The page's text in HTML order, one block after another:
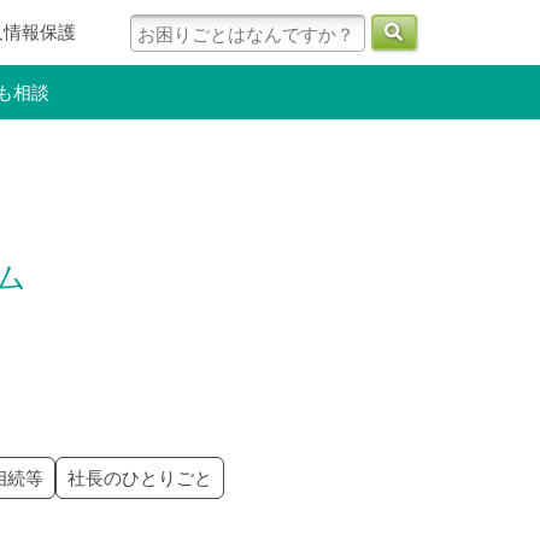
報保護
相談
続等 社長のひとりごと